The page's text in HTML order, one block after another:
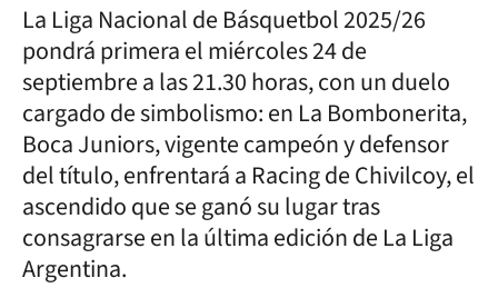
La Liga Nacional de Básquetbol 2025/26
pondrá primera el miércoles 24 de
septiembre a las 21.30 horas, con un duelo
cargado de simbolismo: en La Bombonerita,
Boca Juniors, vigente campeón y defensor
del título, enfrentará a Racing de Chivilcoy, el
ascendido que se ganó su lugar tras
consagrarse en la última edición de La Liga
Argentina.